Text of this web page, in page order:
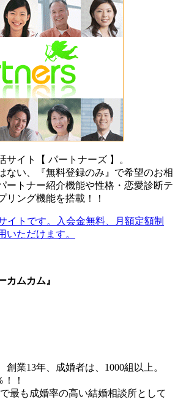
サイト【 パートナーズ 】。
ない、『無料登録のみ』で希望のお相
ートナー紹介機能や性格・恋愛診断テ
リング機能を搭載！！
イトです。入会金無料、月額定額制
いただけます。
カムカム』
業13年、成婚者は、1000組以上。
！
最も成婚率の高い結婚相談所として